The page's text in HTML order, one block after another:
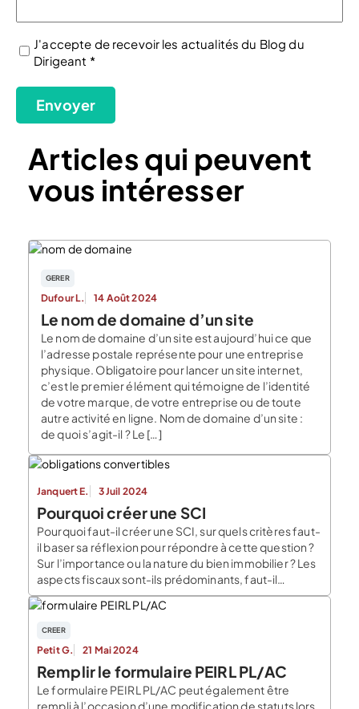
(Nécessaire)
J'accepte de recevoir les actualités du Blog du
Dirigeant *
Envoyer
Articles qui peuvent
vous intéresser
GERER
Dufour L. 14 Août 2024
Le nom de domaine d’un site
Le nom de domaine d’un site est aujourd’hui ce que
l’adresse postale représente pour une entreprise
physique. Obligatoire pour lancer un site internet,
c’est le premier élément qui témoigne de l’identité
de votre marque, de votre entreprise ou de toute
autre activité en ligne. Nom de domaine d’un site :
de quoi s’agit-il ? Le […]
Janquert E. 3 Juil 2024
Pourquoi créer une SCI
Pourquoi faut-il créer une SCI, sur quels critères faut-
il baser sa réflexion pour répondre à cette question ?
Sur l’importance ou la nature du bien immobilier ? Les
aspects fiscaux sont-ils prédominants, faut-il
intégrer la problématique d’une éventuelle
succession plusieurs années en amont ? … Créer une
SCI présente des avantages et des contraintes que
[…]
CREER
Petit G. 21 Mai 2024
Remplir le formulaire PEIRL PL/AC
Le formulaire PEIRL PL/AC peut également être
rempli à l’occasion d’une modification de statuts lors